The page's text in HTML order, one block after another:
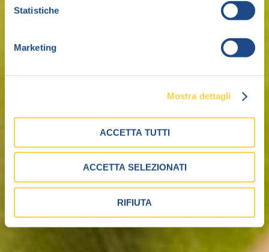
Statistiche
Marketing
Mostra dettagli
ACCETTA TUTTI
ACCETTA SELEZIONATI
RIFIUTA